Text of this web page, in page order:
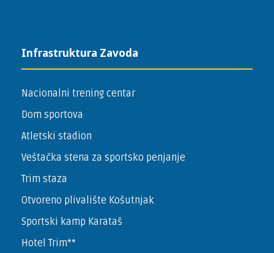
Infrastruktura Zavoda
Nacionalni trening centar
Dom sportova
Atletski stadion
Veštačka stena za sportsko penjanje
Trim staza
Otvoreno plivalište Košutnjak
Sportski kamp Karataš
Hotel Trim**